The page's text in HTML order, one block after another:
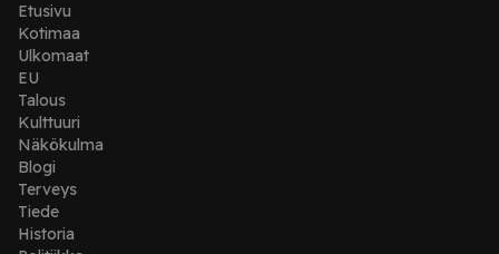
Etusivu
Kotimaa
Ulkomaat
EU
Talous
Kulttuuri
Näkökulma
Blogi
Terveys
Tiede
Historia